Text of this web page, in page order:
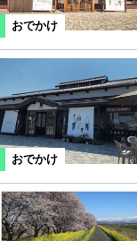
おでかけ
おでかけ